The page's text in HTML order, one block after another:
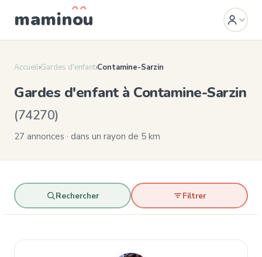
maminou
Accueil›Gardes d'enfant›Contamine-Sarzin
Gardes d'enfant à Contamine-Sarzin
(74270)
27 annonces · dans un rayon de 5 km
Rechercher Filtrer